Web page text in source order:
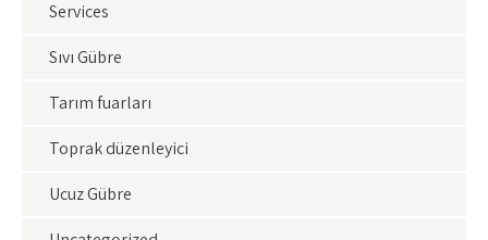
Services
Sıvı Gübre
Tarım fuarları
Toprak düzenleyici
Ucuz Gübre